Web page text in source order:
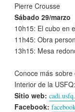
Pierre Crousse
Sábado 29/marzo
10h15: El cubo en
11h45: Obra
13h15: Mesa
Conoce más sobre
Interior de la USFQ:
Sitio web:
Facebook: